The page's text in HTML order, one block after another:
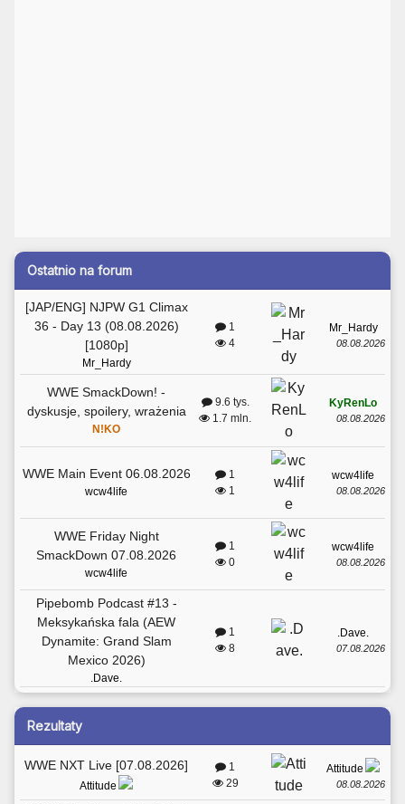
Ostatnio na forum
[JAP/ENG] NJPW G1 Climax
36 - Day 13 (08.08.2026)
[1080p]
Mr_Hardy
1
4
Mr_Hardy
08.08.2026
WWE SmackDown! -
dyskusje, spoilery, wrażenia
N!KO
9.6 tys.
1.7 mln.
KyRenLo
08.08.2026
WWE Main Event 06.08.2026
wcw4life
1
1
wcw4life
08.08.2026
WWE Friday Night
SmackDown 07.08.2026
wcw4life
1
0
wcw4life
08.08.2026
Pipebomb Podcast #13 -
Meksykańska fala (AEW
Dynamite: Grand Slam
Mexico 2026)
.Dave.
1
8
.Dave.
07.08.2026
Rezultaty
WWE NXT Live [07.08.2026]
Attitude
1
29
Attitude
08.08.2026